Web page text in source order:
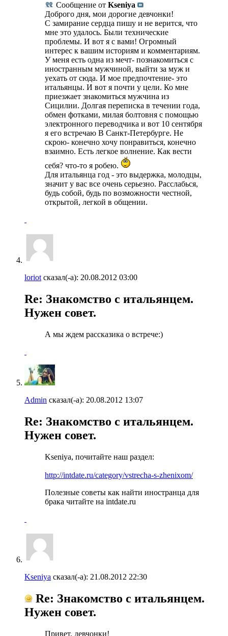
Сообщение от Kseniya
Доброго дня, мои дорогие девчонки!
С замирание сердца пишу и не верится, что
мне это удалось. Были технические
проблемы. И вот я с вами! Огромный
интерес к вашим историям и комментариям.
У меня есть одна из мечт- познакомиться с
иностранным мужчиной, выйти за муж и
уехать от сюда. И мое предпочтение- это
итальянцы. И вот я почти у цели. Ко мне
приезжает знакомиться мужчина из
Сицилии. Долгая переписка в течении года,
обмен фотками, милая болтовня с помощью
электронного переводчика и вот 10 сентября
я его встречаю В Санкт-Петербурге. Не
скрою- конечно хочу понравиться, конечно
взаимно. Есть легкое волнение. Как вести
себя? что-то я робею.
Для итальянца год - это выдержка, молодцы,
значит у вас все очень серьезно. Расслабься,
будь собой, будь по возможности честной,
открытой, легкой в общении.
loriot сказал(-а): 20.08.2012 03:00
Re: Знакомство с итальянцем.
Нужен совет.
А мы ждем рассказика о встрече:)
Admin сказал(-а): 20.08.2012 13:07
Re: Знакомство с итальянцем.
Нужен совет.
Kseniya, почитайте наш раздел:
http://intdate.ru/category/vstrecha-s-zhenixom/
Полезные советы как найти иностранца для
брака читайте на intdate.ru
Kseniya сказал(-а): 21.08.2012 22:30
Re: Знакомство с итальянцем.
Нужен совет.
Привет, девчонки!